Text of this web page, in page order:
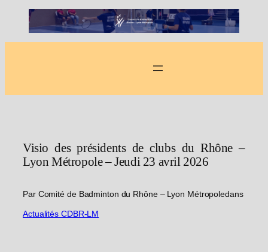
Visio des présidents de clubs du Rhône –
Lyon Métropole – Jeudi 23 avril 2026
Par Comité de Badminton du Rhône – Lyon Métropoledans
Actualités CDBR-LM